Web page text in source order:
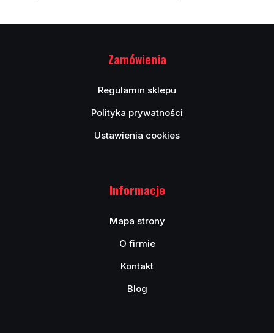
Zamówienia
Regulamin sklepu
Polityka prywatności
Ustawienia cookies
Informacje
Mapa strony
O firmie
Kontakt
Blog